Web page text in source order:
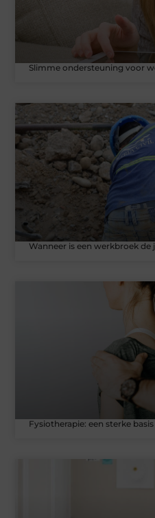
Slimme ondersteuning voor
Wanneer is een werkbroek de
Fysiotherapie: een sterke